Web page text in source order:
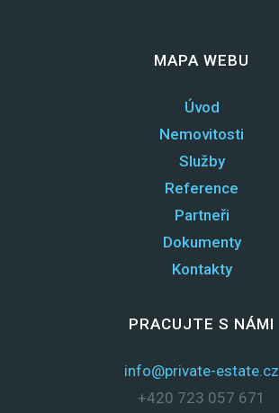
MAPA WEBU
Úvod
Nemovitosti
Služby
Reference
Partneři
Dokumenty
Kontakty
PRACUJTE S NÁMI
info@private-estate.cz
+420 723 057 671